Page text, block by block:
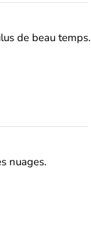
de beau temps.
nuages.